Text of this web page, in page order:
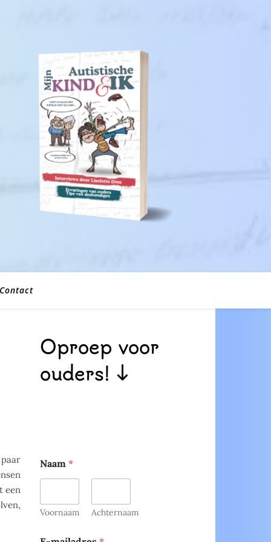
Contact
een
Oproep voor
ouders! ↓
Naam *
Voornaam Achternaam